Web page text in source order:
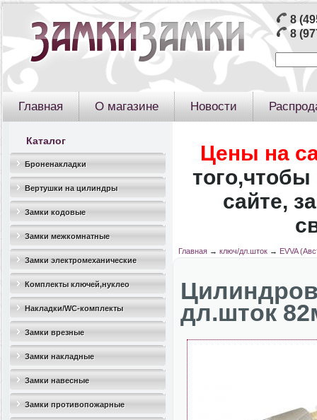
8
8
Главная О магазине Новости
Каталог
Броненакладки
Вертушки на цилиндры
Замки кодовые
Замки межкомнатные
Замки электромеханические
Комплекты ключей,нуклео
Накладки/WC-комплекты
Замки врезные
Замки накладные
Замки навесные
Замки противопожарные
Цены на
того,чтобы
сайте,
Главная→ ключ/дл.шток→ EVVA
дл.шток